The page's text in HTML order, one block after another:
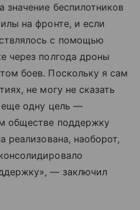
значение беспилотников
на фронте, и если
с помощью
через полгода дроны
боев. Поскольку я сам
не могу не сказать
еще одну цель —
обществе поддержку
реализована, наоборот,
— заключил